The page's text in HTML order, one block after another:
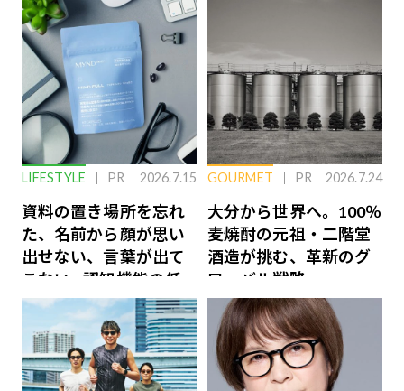
LIFESTYLE PR 2026.7.15
資料の置き場所を忘れ
た、名前から顔が思い
出せない、言葉が出て
こない…認知機能の低
下を救う、脳のインナ
ーケアとは
GOURMET PR 2026.7.24
大分から世界へ。100％
麦焼酎の元祖・二階堂
酒造が挑む、革新のグ
ローバル戦略